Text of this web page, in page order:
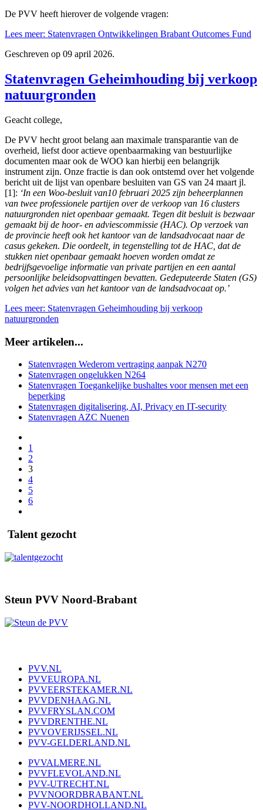
De PVV heeft hierover de volgende vragen:
Lees meer: Statenvragen Ontwikkelingen Brabant Outcomes Fund
Geschreven op 09 april 2026.
Statenvragen Geheimhouding bij verkoop
natuurgronden
Geacht college,
De PVV hecht groot belang aan maximale transparantie van de
overheid, liefst door actieve openbaarmaking van bestuurlijke
documenten maar ook de WOO kan hierbij een belangrijk
instrument zijn. Onze fractie is dan ook ontstemd over het volgende
bericht uit de lijst van openbare besluiten van GS van 24 maart jl.
[1]: ‘In een Woo-besluit van10 februari 2025 zijn beheerplannen
van twee professionele partijen over de verkoop van 16 clusters
natuurgronden niet openbaar gemaakt. Tegen dit besluit is bezwaar
gemaakt bij de hoor- en adviescommissie (HAC). Op verzoek van
de provincie heeft ook het kantoor van de landsadvocaat naar de
casus gekeken. Die oordeelt, in tegenstelling tot de HAC, dat de
stukken niet openbaar gemaakt hoeven worden omdat ze
bedrijfsgevoelige informatie van private partijen en een aantal
persoonlijke beleidsopvattingen bevatten. Gedeputeerde Staten (GS)
volgen het advies van het kantoor van de landsadvocaat op.’
Lees meer: Statenvragen Geheimhouding bij verkoop
natuurgronden
Meer artikelen...
Statenvragen Wederom vertraging aanpak N270
Statenvragen ongelukken N264
Statenvragen Toegankelijke bushaltes voor mensen met een
beperking
Statenvragen digitalisering, AI, Privacy en IT-security
Statenvragen AZC Nuenen
1
2
3
4
5
6
Talent gezocht
Steun PVV Noord-Brabant
PVV.NL
PVVEUROPA.NL
PVVEERSTEKAMER.NL
PVVDENHAAG.NL
PVVFRYSLAN.COM
PVVDRENTHE.NL
PVVOVERIJSSEL.NL
PVV-GELDERLAND.NL
PVVALMERE.NL
PVVFLEVOLAND.NL
PVV-UTRECHT.NL
PVVNOORDBRABANT.NL
PVV-NOORDHOLLAND.NL